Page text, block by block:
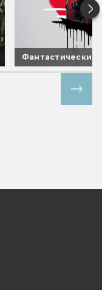
Фантастические